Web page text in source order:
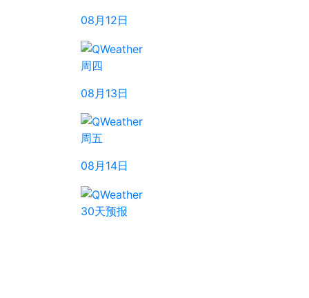
08月12日
周四
08月13日
周五
08月14日
30天预报